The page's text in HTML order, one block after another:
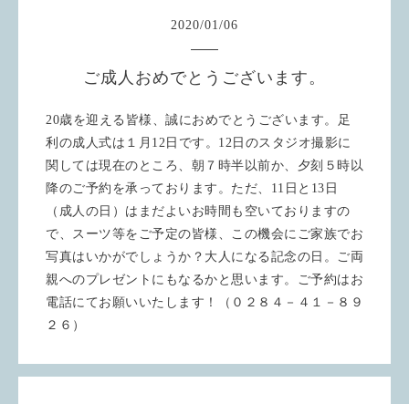
2020/01/06
ご成人おめでとうございます。
20歳を迎える皆様、誠におめでとうございます。足
利の成人式は１月12日です。12日のスタジオ撮影に
関しては現在のところ、朝７時半以前か、夕刻５時以
降のご予約を承っております。ただ、11日と13日
（成人の日）はまだよいお時間も空いておりますの
で、スーツ等をご予定の皆様、この機会にご家族でお
写真はいかがでしょうか？大人になる記念の日。ご両
親へのプレゼントにもなるかと思います。ご予約はお
電話にてお願いいたします！（０２８４－４１－８９
２６）